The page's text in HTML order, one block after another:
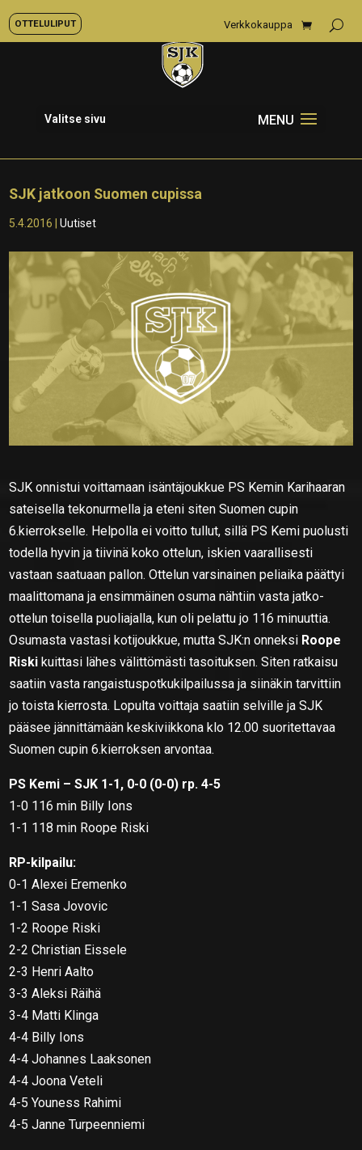
OTTELULIPUT Verkkokauppa
Valitse sivu
SJK jatkoon Suomen cupissa
5.4.2016 |Uutiset
SJK onnistui voittamaan isäntäjoukkue PS Kemin Karihaaran
sateisella tekonurmella ja eteni siten Suomen cupin
6.kierrokselle. Helpolla ei voitto tullut, sillä PS Kemi puolusti
todella hyvin ja tiivinä koko ottelun, iskien vaarallisesti
vastaan saatuaan pallon. Ottelun varsinainen peliaika päättyi
maalittomana ja ensimmäinen osuma nähtiin vasta jatko-
ottelun toisella puoliajalla, kun oli pelattu jo 116 minuuttia.
Osumasta vastasi kotijoukkue, mutta SJK:n onneksi Roope
Riski kuittasi lähes välittömästi tasoituksen. Siten ratkaisu
saatiin vasta rangaistuspotkukilpailussa ja siinäkin tarvittiin
jo toista kierrosta. Lopulta voittaja saatiin selville ja SJK
pääsee jännittämään keskiviikkona klo 12.00 suoritettavaa
Suomen cupin 6.kierroksen arvontaa.
PS Kemi – SJK 1-1, 0-0 (0-0) rp. 4-5
1-0 116 min Billy Ions
1-1 118 min Roope Riski
RP-kilpailu:
0-1 Alexei Eremenko
1-1 Sasa Jovovic
1-2 Roope Riski
2-2 Christian Eissele
2-3 Henri Aalto
3-3 Aleksi Räihä
3-4 Matti Klinga
4-4 Billy Ions
4-4 Johannes Laaksonen
4-4 Joona Veteli
4-5 Youness Rahimi
4-5 Janne Turpeenniemi